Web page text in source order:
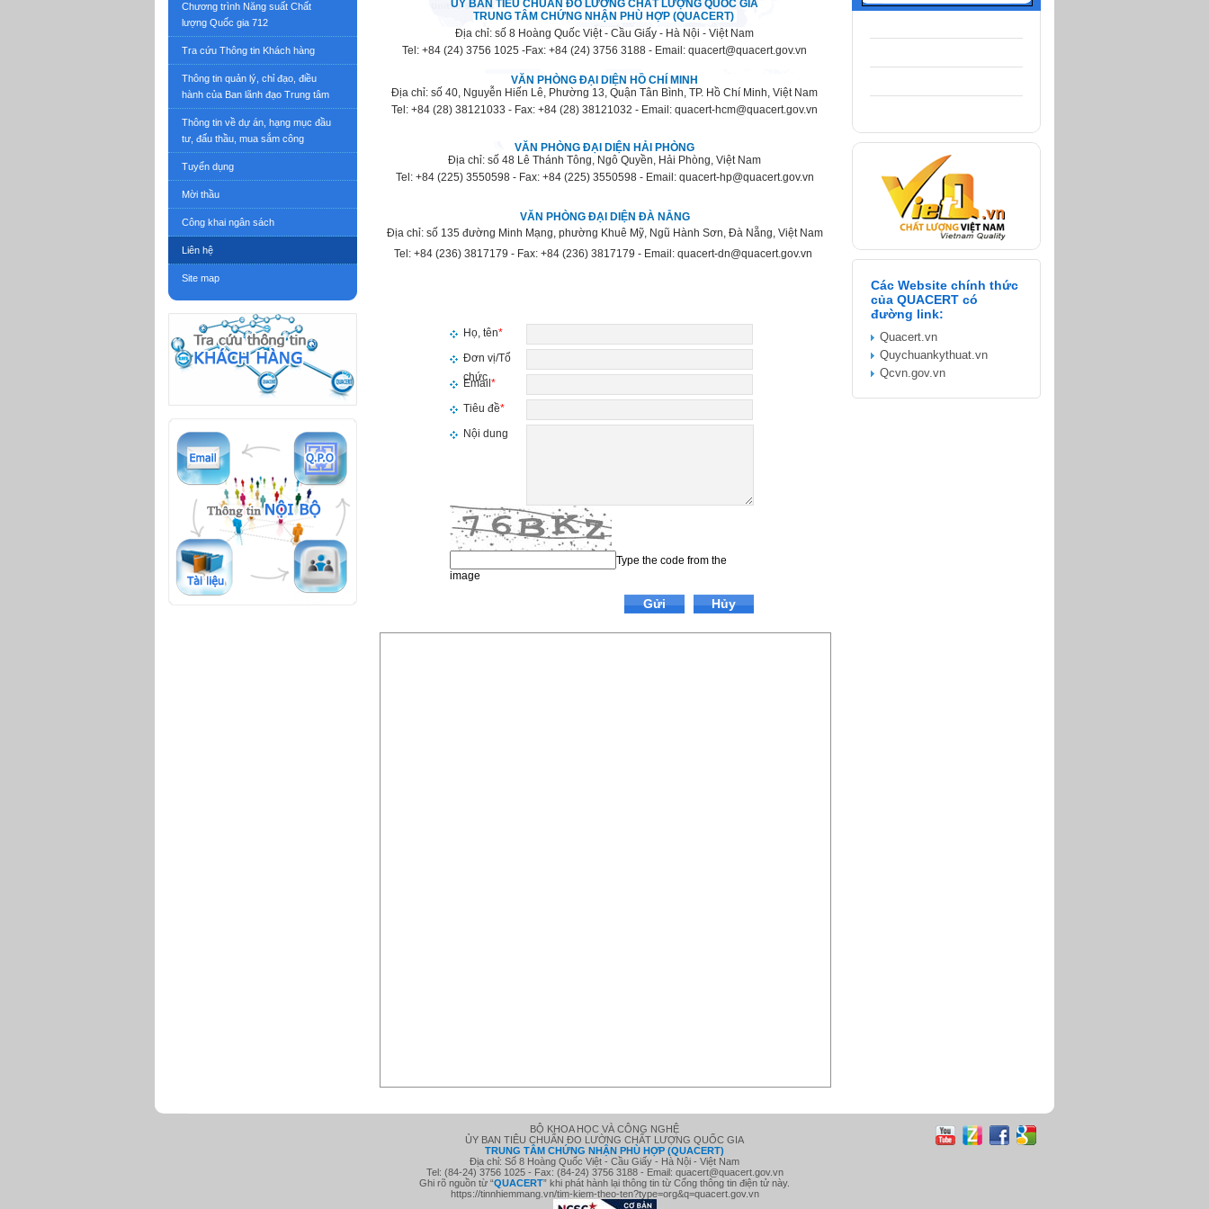
Chương trình Năng suất Chất
lượng Quốc gia 712
Tra cứu Thông tin Khách hàng
Thông tin quản lý, chỉ đạo, điều
hành của Ban lãnh đạo Trung tâm
Thông tin về dự án, hạng mục đầu
tư, đấu thầu, mua sắm công
Tuyển dụng
Mời thầu
Công khai ngân sách
Liên hệ
Site map
ỦY BAN TIÊU CHUẨN ĐO LƯỜNG CHẤT LƯỢNG QUỐC GIA
TRUNG TÂM CHỨNG NHẬN PHÙ HỢP (QUACERT)
Địa chỉ: số 8 Hoàng Quốc Việt - Cầu Giấy - Hà Nội - Việt Nam
Tel: +84 (24) 3756 1025 -Fax: +84 (24) 3756 3188 - Email: quacert@quacert.gov.vn
VĂN PHÒNG ĐẠI DIỆN HỒ CHÍ MINH
Địa chỉ: số 40, Nguyễn Hiến Lê, Phường 13, Quận Tân Bình, TP. Hồ Chí Minh, Việt Nam
Tel: +84 (28) 38121033 - Fax: +84 (28) 38121032 - Email: quacert-hcm@quacert.gov.vn
VĂN PHÒNG ĐẠI DIỆN HẢI PHÒNG
Địa chỉ: số 48 Lê Thánh Tông, Ngô Quyền, Hải Phòng, Việt Nam
Tel: +84 (225) 3550598- Fax: +84 (225) 3550598 - Email: quacert-hp@quacert.gov.vn
VĂN PHÒNG ĐẠI DIỆN ĐÀ NẴNG
Địa chỉ:số 135 đường Minh Mạng, phường Khuê Mỹ, Ngũ Hành Sơn, Đà Nẵng, Việt Nam
Tel: +84 (236) 3817179 - Fax: +84 (236) 3817179 - Email: quacert-dn@quacert.gov.vn
Họ, tên*
Đơn vị/Tổ
chức
Email *
Tiêu đề*
Nội dung
Type the code from the
image
Gửi Hủy
Các Website chính thức
của QUACERT có
đường link:
Quacert.vn
Quychuankythuat.vn
Qcvn.gov.vn
BỘ KHOA HỌC VÀ CÔNG NGHỆ
ỦY BAN TIÊU CHUẨN ĐO LƯỜNG CHẤT LƯỢNG QUỐC GIA
TRUNG TÂM CHỨNG NHẬN PHÙ HỢP (QUACERT)
Địa chỉ: Số 8 Hoàng Quốc Việt - Cầu Giấy - Hà Nội - Việt Nam
Tel: (84-24) 3756 1025 - Fax: (84-24) 3756 3188 - Email: quacert@quacert.gov.vn
Ghi rõ nguồn từ “QUACERT” khi phát hành lại thông tin từ Cổng thông tin điện tử này.
https://tinnhiemmang.vn/tim-kiem-theo-ten?type=org&q=quacert.gov.vn